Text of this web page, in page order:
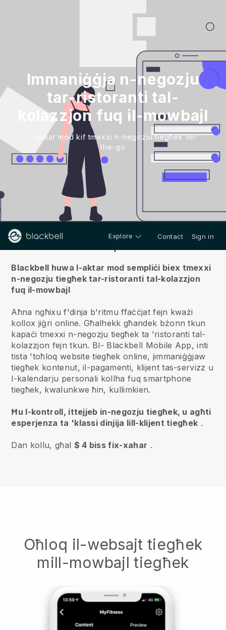
Immaniġġja n-negozju
tar-ristoranti tal-
kolazzjon fuq il-mowbajl
L-akbar mod kif tmexxi n-negozju tiegħek on-
the-go
Explore Contact Sign in
Blackbell huwa l-aktar mod sempliċi biex tmexxi
n-negozju tiegħek tar-ristoranti tal-kolazzjon
fuq il-mowbajl
Aħna ngħixu f'dinja b'ritmu ffaċċjat fejn kważi
kollox jiġri online.Għalhekk għandek bżonn tkun
kapaċi tmexxi n-negozju tiegħek ta 'ristoranti tal-
kolazzjon fejn tkun. Bl- Blackbell Mobile App, inti
tista 'toħloq website tiegħek online, jimmaniġġjaw
tiegħek kontenut, il-pagamenti, klijent tas-servizz u
l-kalendarju personali kollha fuq smartphone
tiegħek, kwalunkwe ħin, kullimkien.
Ħu l-kontroll, ittejjeb in-negozju tiegħek, u agħti
esperjenza ta 'klassi dinjija lill-klijent tiegħek .
Dan kollu, għal $ 4 biss fix-xahar .
Oħloq il-websajt tiegħek
mill-mowbajl tiegħek